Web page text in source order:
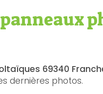
69340
dernières photos.